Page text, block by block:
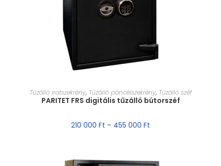
MÉRET VÁLASZTÁSA
Tűzálló iratszekrény, Tűzálló páncélszekrény, Tűzálló széf
PARITET FRS digitális tűzálló bútorszéf
210 000 Ft – 455 000 Ft